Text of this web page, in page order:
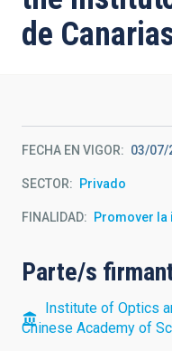
de
FECHA EN VIGOR 03/07/
SECTOR Privado
FINALIDAD Promover
Parte/s
Institute of Optics
Chinese Academy of